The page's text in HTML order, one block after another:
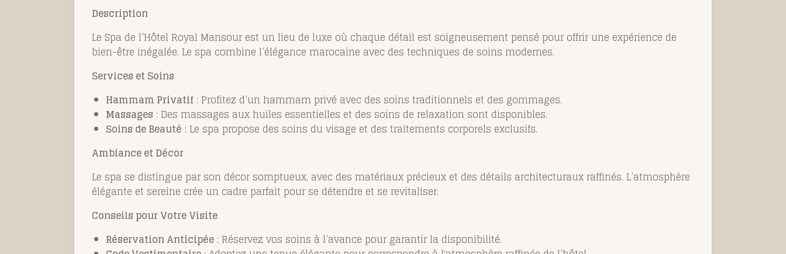
Description
Le Spa de l’Hôtel Royal Mansour est un lieu de luxe où chaque détail est soigneusement pensé pour offrir une expérience de
bien-être inégalée. Le spa combine l’élégance marocaine avec des techniques de soins modernes.
Services et Soins
Hammam Privatif : Profitez d’un hammam privé avec des soins traditionnels et des gommages.
Massages : Des massages aux huiles essentielles et des soins de relaxation sont disponibles.
Soins de Beauté : Le spa propose des soins du visage et des traitements corporels exclusifs.
Ambiance et Décor
Le spa se distingue par son décor somptueux, avec des matériaux précieux et des détails architecturaux raffinés. L’atmosphère
élégante et sereine crée un cadre parfait pour se détendre et se revitaliser.
Conseils pour Votre Visite
Réservation Anticipée : Réservez vos soins à l’avance pour garantir la disponibilité.